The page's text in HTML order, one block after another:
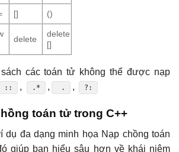
[] ()
delete
delete
[]
các toán tử không thể được nạp
:: , .* , . , ?:
toán tử trong C++
dụ đa dạng minh họa Nạp chồng toán
giúp bạn hiểu sâu hơn về khái niệm